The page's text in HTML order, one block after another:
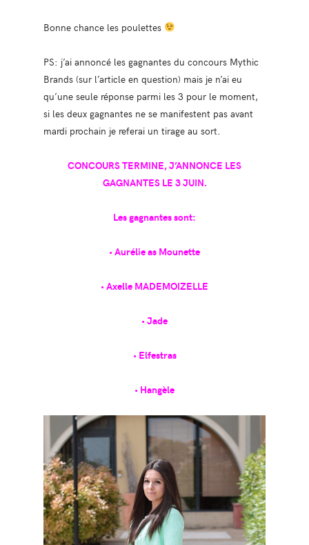
Bonne chance les poulettes
PS: j’ai annoncé les gagnantes du concours Mythic
Brands (sur l’article en question) mais je n’ai eu
qu’une seule réponse parmi les 3 pour le moment,
si les deux gagnantes ne se manifestent pas avant
mardi prochain je referai un tirage au sort.
CONCOURS TERMINE, J’ANNONCE LES
GAGNANTES LE 3 JUIN.
Les gagnantes sont:
• Aurélie as Mounette
• Axelle MADEMOIZELLE
• Jade
• Elfestras
• Hangèle